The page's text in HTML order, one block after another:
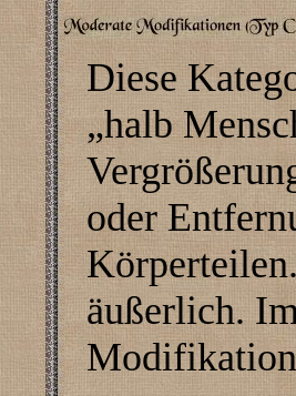
Diese
„halb
oder
äußerlich.